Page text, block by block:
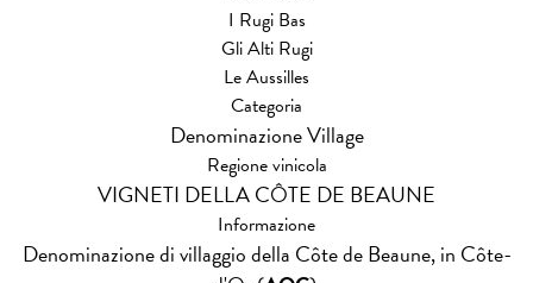
I Rugi Bas
Gli Alti Rugi
Le Aussilles
Categoria
Denominazione Village
Regione vinicola
VIGNETI DELLA CÔTE DE BEAUNE
Informazione
Denominazione di villaggio della Côte de Beaune, in Côte-